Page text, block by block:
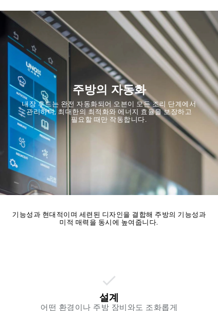
주방의 자동화
내장 후드는 완전 자동화되어 오븐이 모든 조리 단계에서
관리하며, 최대한의 최적화와 에너지 효율을 보장하고
필요할 때만 작동합니다.
기능성과 현대적이며 세련된 디자인을 결합해 주방의 기능성과
미적 매력을 동시에 높여줍니다.
설계
어떤 환경이나 주방 장비와도 조화롭게